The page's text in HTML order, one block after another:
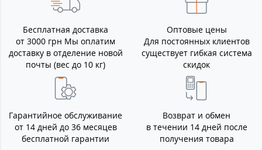
Бесплатная доставка
от 3000 грн Мы оплатим
доставку в отделение новой
почты (вес до 10 кг)
Оптовые цены
Для постоянных клиентов
существует гибкая система
скидок
Гарантийное обслуживание
от 14 дней до 36 месяцев
бесплатной гарантии
Возврат и обмен
в течении 14 дней после
получения товара